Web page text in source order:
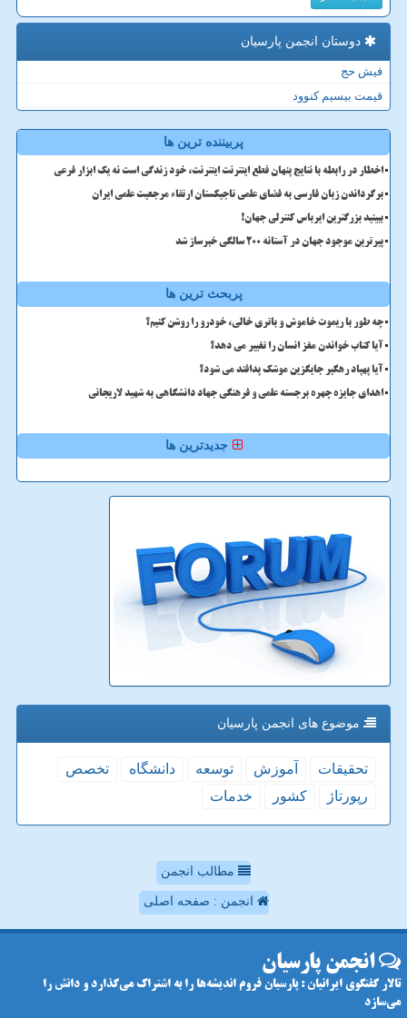
دوستان انجمن پارسیان
فیش حج
قیمت بیسیم کنوود
پربیننده ترین ها
اخطار در رابطه با نتایج پنهان قطع اینترنت اینترنت، خود زندگی است نه یک ابزار فرعی
برگرداندن زبان فارسی به فضای علمی تاجیکستان ارتقاء مرجعیت علمی ایران
ببینید بزرگترین ایرباس کنترلی جهان!
پیرترین موجود جهان در آستانه ۲۰۰ سالگی خبرساز شد
پربحث ترین ها
چه طور با ریموت خاموش و باتری خالی، خودرو را روشن کنیم؟
آیا کتاب خواندن مغز انسان را تغییر می دهد؟
آیا پهپاد رهگیر جایگزین موشک پدافند می شود؟
اهدای جایزه چهره برجسته علمی و فرهنگی جهاد دانشگاهی به شهید لاریجانی
جدیدترین ها
موضوع های انجمن پارسیان
تحقیقات آموزش توسعه دانشگاه
تخصص
رپورتاژ
كشور خدمات
مطالب انجمن
انجمن : صفحه اصلی
انجمن پارسیان
تالار گفتگوی ایرانیان : پارسیان فروم اندیشه‌ها را به اشتراک می‌گذارد و دانش را
می‌سازد